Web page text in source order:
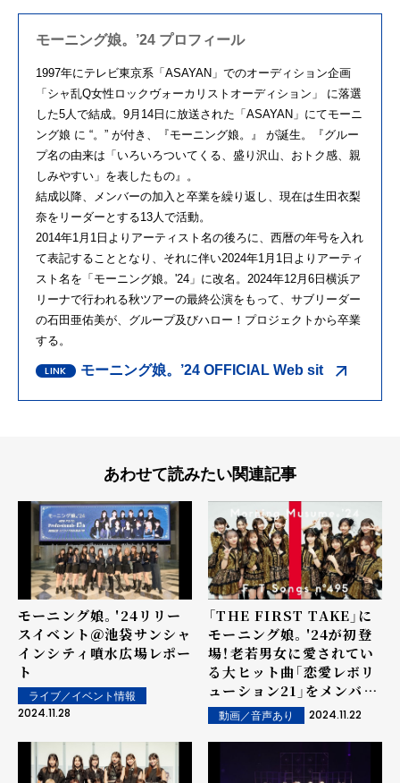
モーニング娘。’24 プロフィール
1997年にテレビ東京系「ASAYAN」でのオーディション企画
「シャ乱Q女性ロックヴォーカリストオーディション」 に落選
した5人で結成。9月14日に放送された「ASAYAN」にてモーニ
ング娘 に “。” が付き、『モーニング娘。』 が誕生。『グルー
プ名の由来は「いろいろついてくる、盛り沢山、おトク感、親
しみやすい」を表したもの』。
結成以降、メンバーの加入と卒業を繰り返し、現在は生田衣梨
奈をリーダーとする13人で活動。
2014年1月1日よりアーティスト名の後ろに、西暦の年号を入れ
て表記することとなり、それに伴い2024年1月1日よりアーティ
スト名を「モーニング娘。'24」に改名。2024年12月6日横浜ア
リーナで行われる秋ツアーの最終公演をもって、サブリーダー
の石田亜佑美が、グループ及びハロー！プロジェクトから卒業
する。
モーニング娘。’24 OFFICIAL Web sit
あわせて読みたい関連記事
モーニング娘。'24リリー
スイベント＠池袋サンシャ
インシティ噴水広場レポー
ト
ライブ／イベント情報
2024.11.28
「THE FIRST TAKE」に
モーニング娘。'24が初登
場！老若男女に愛されてい
る大ヒット曲「恋愛レボリ
ューション21」をメンバー
13人で特別なフォーメー
ションによる一発撮りパフ
ォーマンス！
動画／音声あり 2024.11.22